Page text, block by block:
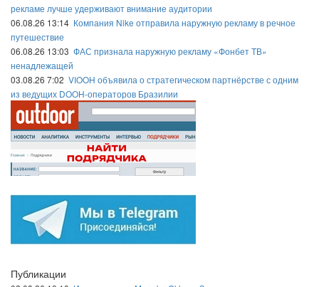
рекламе лучше удерживают внимание аудитории
06.08.26 13:14 Компания Nike отправила наружную рекламу в речное
путешествие
06.08.26 13:03 ФАС признала наружную рекламу «Фонбет ТВ»
ненадлежащей
03.08.26 7:02 VIOOH объявила о стратегическом партнёрстве с одним
из ведущих DOOH-операторов Бразилии
Публикации